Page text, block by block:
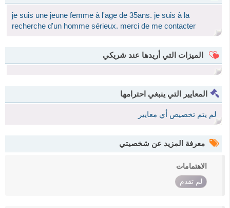
je suis une jeune femme à l'age de 35ans. je suis à la
recherche d'un homme sérieux. merci de me contacter
الميزات التي أريدها عند شريكي
المعايير التي ينبغي احترامها
لم يتم تخصيص أي معايير
معرفة المزيد عن شخصيتي
الاهتمامات
لم تقدم